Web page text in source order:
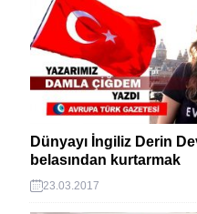
Dünyayı İngiliz Derin
belasından kurtarmak
23.03.2017